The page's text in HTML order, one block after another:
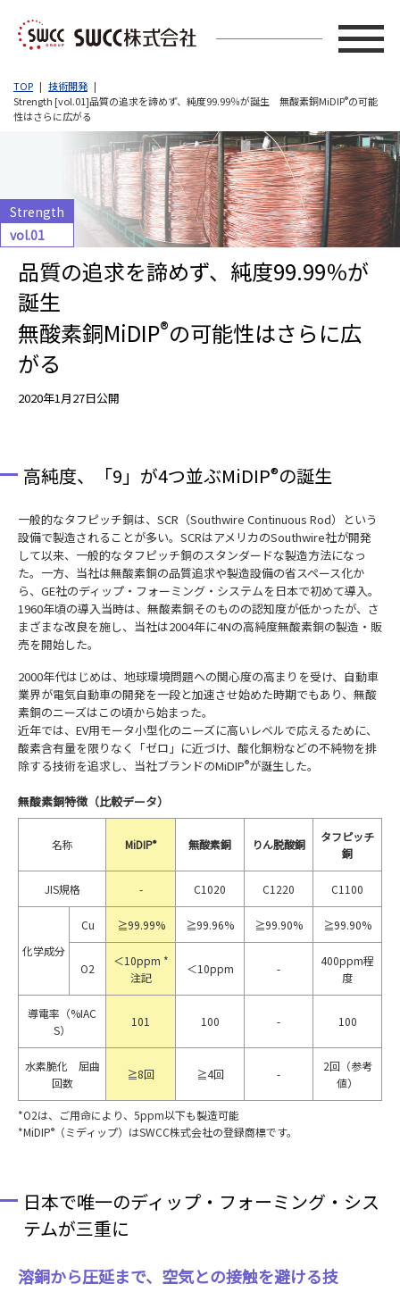
TOP
技術開発
Strength [vol.01]品質の追求を諦めず、純度99.99％が誕生 無酸素銅MiDIP®の可能
性はさらに広がる
Strength
vol.01
品質の追求を諦めず、純度99.99％が
誕生
無酸素銅MiDIP®の可能性はさらに広
がる
2020年1月27日公開
高純度、「9」が4つ並ぶMiDIP®の誕生
一般的なタフピッチ銅は、SCR（Southwire Continuous Rod）という
設備で製造されることが多い。SCRはアメリカのSouthwire社が開発
して以来、一般的なタフピッチ銅のスタンダードな製造方法になっ
た。一方、当社は無酸素銅の品質追求や製造設備の省スペース化か
ら、GE社のディップ・フォーミング・システムを日本で初めて導入。
1960年頃の導入当時は、無酸素銅そのものの認知度が低かったが、さ
まざまな改良を施し、当社は2004年に4Nの高純度無酸素銅の製造・販
売を開始した。
2000年代はじめは、地球環境問題への関心度の高まりを受け、自動車
業界が電気自動車の開発を一段と加速させ始めた時期でもあり、無酸
素銅のニーズはこの頃から始まった。
近年では、EV用モータ小型化のニーズに高いレベルで応えるために、
酸素含有量を限りなく「ゼロ」に近づけ、酸化銅粉などの不純物を排
除する技術を追求し、当社ブランドのMiDIP®が誕生した。
無酸素銅特徴（比較データ）
名称 MiDIP® 無酸素銅 りん脱酸銅
タフピッチ
銅
JIS規格 - C1020 C1220 C1100
化学成分
Cu ≧99.99% ≧99.96% ≧99.90% ≧99.90%
O2
＜10ppm *
注記
＜10ppm -
400ppm程
度
導電率（%IAC
S）
101 100 - 100
水素脆化 屈曲
回数
≧8回 ≧4回 -
2回（参考
値）
*O2は、ご用命により、5ppm以下も製造可能
*MiDIP® （ミディップ）はSWCC株式会社の登録商標です。
日本で唯一のディップ・フォーミング・シス
テムが三重に
溶銅から圧延まで、空気との接触を避ける技